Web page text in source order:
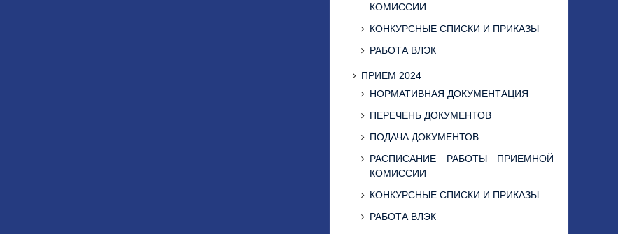
КОМИССИИ
КОНКУРСНЫЕ СПИСКИ И ПРИКАЗЫ
РАБОТА ВЛЭК
ПРИЕМ 2024
НОРМАТИВНАЯ ДОКУМЕНТАЦИЯ
ПЕРЕЧЕНЬ ДОКУМЕНТОВ
ПОДАЧА ДОКУМЕНТОВ
РАСПИСАНИЕ РАБОТЫ ПРИЕМНОЙ
КОМИССИИ
КОНКУРСНЫЕ СПИСКИ И ПРИКАЗЫ
РАБОТА ВЛЭК